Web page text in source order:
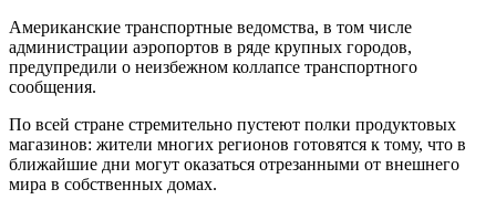
Американские транспортные ведомства, в том числе
администрации аэропортов в ряде крупных городов,
предупредили о неизбежном коллапсе транспортного
сообщения.
По всей стране стремительно пустеют полки продуктовых
магазинов: жители многих регионов готовятся к тому, что в
ближайшие дни могут оказаться отрезанными от внешнего
мира в собственных домах.